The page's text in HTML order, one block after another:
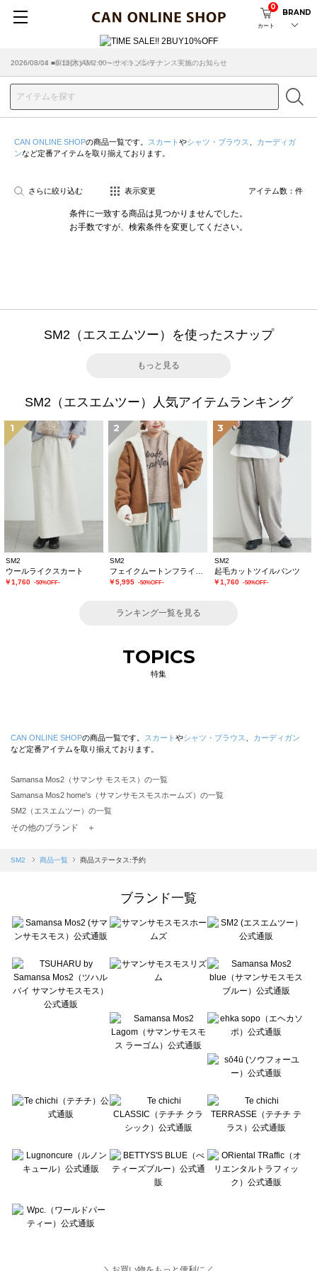
カート
0
BRAND
2026/08/04 ■8/13(木)AM2:00～サイトメンテナンス実施のお知らせ
2026/03/18 ■店舗受け取りサービスのご案内
CAN ONLINE SHOPの商品一覧です。 スカート やシャツ・ブラウス
カーディガ
ンなど定番アイテムを取り揃えております。
さらに絞り込む 表示変更 アイテム数： 件
条件に一致する商品は見つかりませんでした。
お手数ですが、検索条件を変更してください。
SM2（エスエムツー）を使ったスナップ
もっと見る
SM2（エスエムツー）人気アイテムランキング
1
SM2
ウールライクスカート
￥1,760 -50%OFF-
2
SM2
￥5,995 -50%OFF-
3
SM2
起毛カットツイルパンツ
￥1,760 -50%OFF-
ランキング一覧を見る
TOPICS
特集
CAN ONLINE SHOPの商品一覧です。 スカート やシャツ・ブラウス
カーディガン
など定番アイテムを取り揃えております。
Samansa Mos2（サマンサ モスモス）の一覧
Samansa Mos2 home's（サマンサモスモスホームズ）の一覧
SM2（エスエムツー）の一覧
TSUHARU by Samansa Mos2（ツハルバイサマンサモスモス）の一覧
Samansa Mos2 blue（サマンサモスモス ブルー）の一覧
Te chichi（テチチ）の一覧
Te chichi CLASSIC（テチチ クラシック）の一覧
Lugnoncure（ルノンキュール）の一覧
BETTY'S BLUE（べティーズブルー）の一覧
Wpc.（ワールドパーティー）の一覧
その他のブランド ＋
SM2 商品一覧 商品ステータス:予約
ブランド一覧